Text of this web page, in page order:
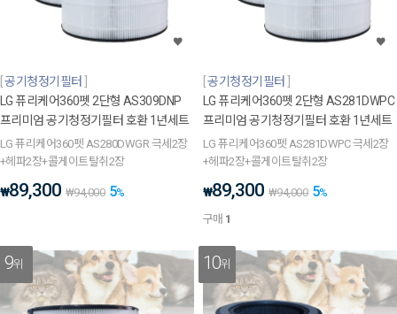
공기청정기필터
LG 퓨리케어360펫 2단형 AS309DNP
프리미엄 공기청정기필터 호환 1년세트
LG 퓨리케어360펫 AS280DWGR 극세2장
+헤파2장+콜게이트탈취2장
₩89,300 ₩94,000 5%
공기청정기필터
LG 퓨리케어360펫 2단형 AS281DWPC
프리미엄 공기청정기필터 호환 1년세트
LG 퓨리케어360펫 AS281DWPC 극세2장
+헤파2장+콜게이트탈취2장
₩89,300 ₩94,000 5%
구매 1
9위 10위